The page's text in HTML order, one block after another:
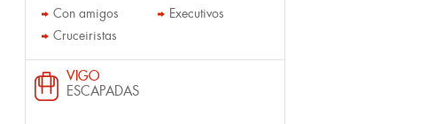
Con amigos
Executivos
Cruceiristas
VIGO
ESCAPADAS